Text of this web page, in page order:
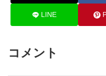
LINE
コメント